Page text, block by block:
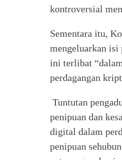
kontroversial
Sementara itu,
mengeluarkan isi
ini terlibat
perdagangan
Tuntutan
penipuan dan
digital dalam
penipuan